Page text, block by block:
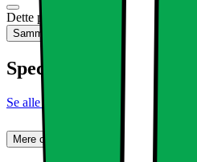
Dette produkt er ikke tilgængeligt
Sammenlign
Specifikationer
Se alle specifikationer
Mere om produktet